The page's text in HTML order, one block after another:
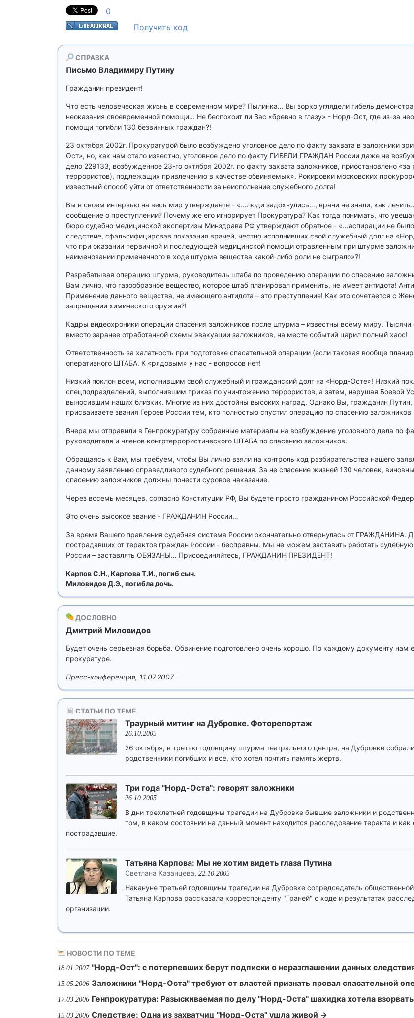
0
Получить код
СПРАВКА
Письмо Владимиру Путину
Гражданин президент!
Что есть человеческая жизнь в современном мире? Пылинка… Вы зорко углядели гибель
неоказания своевременной помощи… Не беспокоит ли Вас «бревно в глазу» - Норд-Ост, где из-за
помощи погибли 130 безвинных граждан?!
23 октября 2002г. Прокуратурой было возбуждено уголовное дело по факту захвата в заложники
Ост», но, как нам стало известно, уголовное дело по факту ГИБЕЛИ ГРАЖДАН России даже не
дело 229133, возбужденное 23-го октября 2002г. по факту захвата заложников, приостановлено
террористов), подлежащих привлечению в качестве обвиняемых». Рокировки московских
известный способ уйти от ответственности за неисполнение служебного долга!
Вы в своем интервью на весь мир утверждаете - «…люди задохнулись…, врачи не знали, как
сообщение о преступлении? Почему же его игнорирует Прокуратура? Как тогда понимать, что
бюро судебно медицинской экспертизы Минздрава РФ утверждают обратное - «…аспирации не
следствие, сфальсифицировав показания врачей, честно исполнивших свой служебный долг на
что при оказании первичной и последующей медицинской помощи отравленным при штурме
наименовании примененного в ходе штурма вещества какой-либо роли не сыграло»?!
Разрабатывая операцию штурма, руководитель штаба по проведению операции по спасению
Вам лично, что газообразное вещество, которое штаб планировал применить, не имеет антидота!
Применение данного вещества, не имеющего антидота – это преступление! Как это сочетается с
запрещении химического оружия?!
Кадры видеохроники операции спасения заложников после штурма – известны всему миру. Тысячи
вместо заранее отработанной схемы эвакуации заложников, на месте событий царил полный хаос!
Ответственность за халатность при подготовке спасательной операции (если таковая вообще
оперативного ШТАБА. К «рядовым» у нас - вопросов нет!
Низкий поклон всем, исполнившим свой служебный и гражданский долг на «Норд-Осте»! Низкий
спецподразделений, выполнившим приказ по уничтожению террористов, а затем, нарушая Боевой
выносившим наших близких. Многие из них достойны высоких наград. Однако Вы, гражданин
присваиваете звания Героев России тем, кто полностью спустил операцию по спасению заложников
Вчера мы отправили в Генпрокуратуру собранные материалы на возбуждение уголовного дела по
руководителя и членов контртеррористического ШТАБА по спасению заложников.
Обращаясь к Вам, мы требуем, чтобы Вы лично взяли на контроль ход разбирательства нашего
данному заявлению справедливого судебного решения. За не спасение жизней 130 человек,
спасению заложников должны понести суровое наказание.
Через восемь месяцев, согласно Конституции РФ, Вы будете просто гражданином Российской
Это очень высокое звание - ГРАЖДАНИН России…
За время Вашего правления судебная система России окончательно отвернулась от ГРАЖДАНИНА.
пострадавших от терактов граждан России - бесправны. Мы не можем заставить работать
России – заставлять ОБЯЗАНЫ… Присоединяйтесь, ГРАЖДАНИН ПРЕЗИДЕНТ!
Карпов С.Н., Карпова Т.И., погиб сын.
Миловидов Д.Э., погибла дочь.
ДОСЛОВНО
Дмитрий Миловидов
Будет очень серьезная борьба. Обвинение подготовлено очень хорошо. По каждому документу нам
прокуратуре.
Пресс-конференция, 11.07.2007
СТАТЬИ ПО ТЕМЕ
Траурный митинг на Дубровке. Фоторепортаж
26.10.2005
26 октября, в третью годовщину штурма театрального центра, на Дубровке
родственники погибших и все, кто хотел почтить память жертв.
Три года "Норд-Оста": говорят заложники
26.10.2005
В дни трехлетней годовщины трагедии на Дубровке бывшие заложники и
том, в каком состоянии на данный момент находится расследование теракта и как
пострадавшие.
Татьяна Карпова: Мы не хотим видеть глаза Путина
Светлана Казанцева, 22.10.2005
Накануне третьей годовщины трагедии на Дубровке сопредседатель
Татьяна Карпова рассказала корреспонденту "Граней" о ходе и результатах
организации.
НОВОСТИ ПО ТЕМЕ
18.01.2007 "Норд-Ост": с потерпевших берут подписки о неразглашении данных
15.05.2006 Заложники "Норд-Оста" требуют от властей признать провал спасательной
17.03.2006 Генпрокуратура: Разыскиваемая по делу "Норд-Оста" шахидка хотела
15.03.2006 Следствие: Одна из захватчиц "Норд-Оста" ушла живой →